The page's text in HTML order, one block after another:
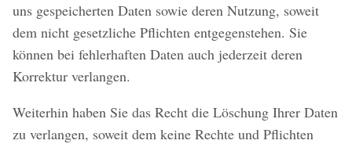
uns gespeicherten Daten sowie deren Nutzung, soweit
dem nicht gesetzliche Pflichten entgegenstehen. Sie
können bei fehlerhaften Daten auch jederzeit deren
Korrektur verlangen.
Weiterhin haben Sie das Recht die Löschung Ihrer Daten
zu verlangen, soweit dem keine Rechte und Pflichten